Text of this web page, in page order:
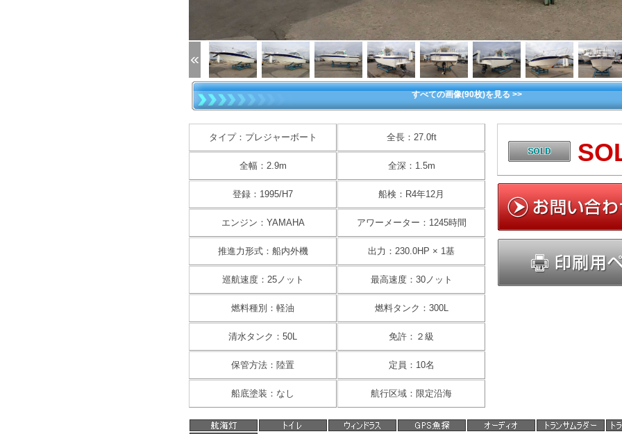
(1/90)
すべての画像(90枚)を見る >>
タイプ：プレジャーボート 全長：27.0ft
全幅：2.9m 全深：1.5m
登録：1995/H7 船検：R4年12月
エンジン：YAMAHA アワーメーター：1245時間
推進力形式：船内外機 出力：230.0HP × 1基
巡航速度：25ノット 最高速度：30ノット
燃料種別：軽油 燃料タンク：300L
清水タンク：50L 免許：２級
保管方法：陸置 定員：10名
船底塗装：なし 航行区域：限定沿海